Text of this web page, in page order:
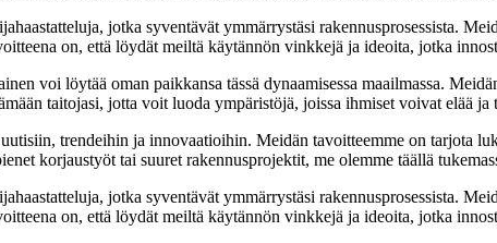
jotka syventävät ymmärrystäsi rakennusprosessista.
on, että löydät meiltä käytännön vinkkejä ja ideoita, jotka
voi löytää oman paikkansa tässä dynaamisessa maailmassa.
taitojasi, jotta voit luoda ympäristöjä, joissa ihmiset voivat elää ja
trendeihin ja innovaatioihin. Meidän tavoitteemme on tarjota
korjaustyöt tai suuret rakennusprojektit, me olemme täällä
jotka syventävät ymmärrystäsi rakennusprosessista.
on, että löydät meiltä käytännön vinkkejä ja ideoita, jotka